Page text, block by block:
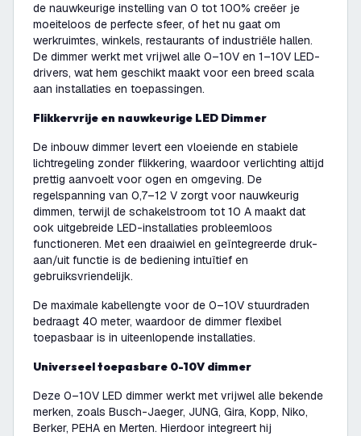
de nauwkeurige instelling van 0 tot 100% creëer je
moeiteloos de perfecte sfeer, of het nu gaat om
werkruimtes, winkels, restaurants of industriële hallen.
De dimmer werkt met vrijwel alle 0–10V en 1–10V LED-
drivers, wat hem geschikt maakt voor een breed scala
aan installaties en toepassingen.
Flikkervrije en nauwkeurige LED Dimmer
De inbouw dimmer levert een vloeiende en stabiele
lichtregeling zonder flikkering, waardoor verlichting altijd
prettig aanvoelt voor ogen en omgeving. De
regelspanning van 0,7–12 V zorgt voor nauwkeurig
dimmen, terwijl de schakelstroom tot 10 A maakt dat
ook uitgebreide LED-installaties probleemloos
functioneren. Met een draaiwiel en geïntegreerde druk-
aan/uit functie is de bediening intuïtief en
gebruiksvriendelijk.
De maximale kabellengte voor de 0–10V stuurdraden
bedraagt 40 meter, waardoor de dimmer flexibel
toepasbaar is in uiteenlopende installaties.
Universeel toepasbare 0-10V dimmer
Deze 0–10V LED dimmer werkt met vrijwel alle bekende
merken, zoals Busch-Jaeger, JUNG, Gira, Kopp, Niko,
Berker, PEHA en Merten. Hierdoor integreert hij